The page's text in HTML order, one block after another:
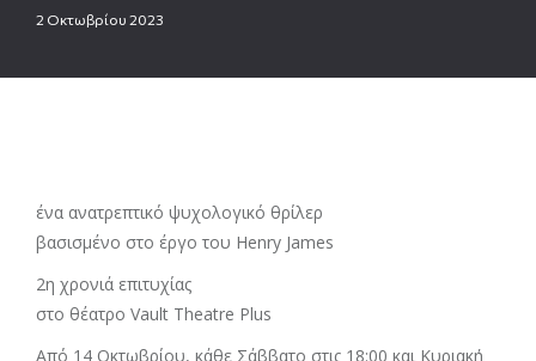
2 Οκτωβρίου 2023
ένα ανατρεπτικό ψυχολογικό θρίλερ
βασισμένο στο έργο του Henry James
2η χρονιά επιτυχίας
στο θέατρο Vault Theatre Plus
Από 14 Οκτωβρίου, κάθε Σάββατο στις 18:00 και Κυριακή